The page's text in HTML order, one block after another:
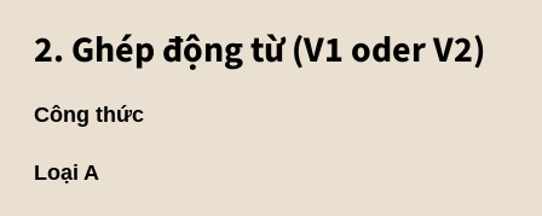
2. Ghép động từ (V1 oder V2)
Công thức
Loại A